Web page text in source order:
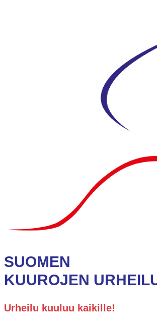
SUOMEN
KUUROJEN
Urheilu kuuluu kaikille!